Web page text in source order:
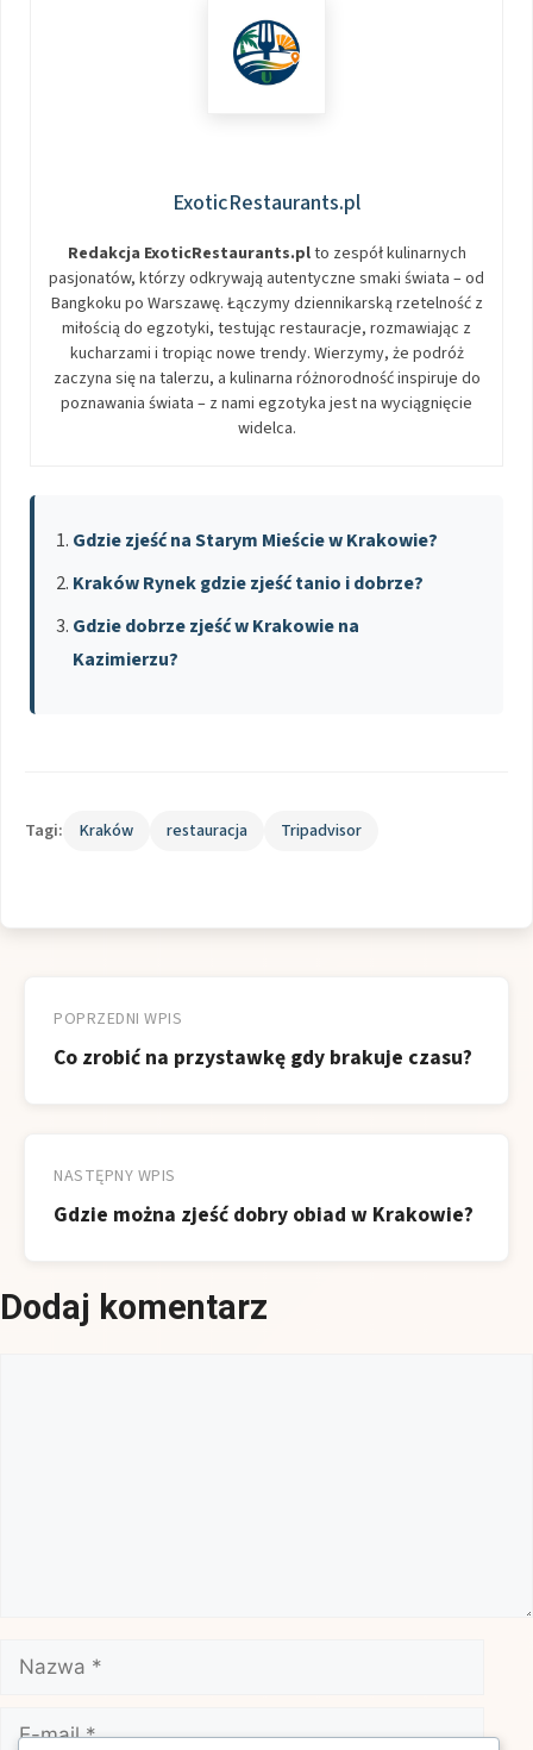
ExoticRestaurants.pl
Redakcja ExoticRestaurants.plto zespół kulinarnych
pasjonatów, którzy odkrywają autentyczne smaki świata – od
Bangkoku po Warszawę. Łączymy dziennikarską rzetelność z
miłością do egzotyki, testując restauracje, rozmawiając z
kucharzami i tropiąc nowe trendy. Wierzymy, że podróż
zaczyna się na talerzu, a kulinarna różnorodność inspiruje do
poznawania świata – z nami egzotyka jest na wyciągnięcie
widelca.
Gdzie zjeść na Starym Mieście w Krakowie?
Kraków Rynek gdzie zjeść tanio i dobrze?
Gdzie dobrze zjeść w Krakowie na
Kazimierzu?
Tagi: Kraków restauracja Tripadvisor
wpisu
POPRZEDNI WPIS
Co zrobić na przystawkę gdy brakuje czasu?
NASTĘPNY WPIS
Gdzie można zjeść dobry obiad w Krakowie?
Dodaj komentarz
Nazwa